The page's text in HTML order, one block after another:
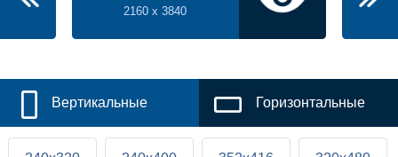
2160 x 3840
Вертикальные Горизонтальные